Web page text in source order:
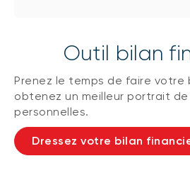
Outil bilan
Prenez le temps de faire votre
obtenez un meilleur portrait
personnelles.
Dressez votre bilan